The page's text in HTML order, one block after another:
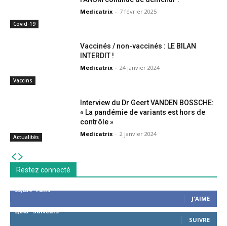
Covid-19
Medicatrix - 7 février 2025
Vaccins
Vaccinés / non-vaccinés : LE BILAN
INTERDIT !
Medicatrix - 24 janvier 2024
Actualités
Interview du Dr Geert VANDEN BOSSCHE:
« La pandémie de variants est hors de
contrôle »
Medicatrix - 2 janvier 2024
Restez connecté
53,654
Fans
J'AIME
2,043 Suiveurs
SUIVRE